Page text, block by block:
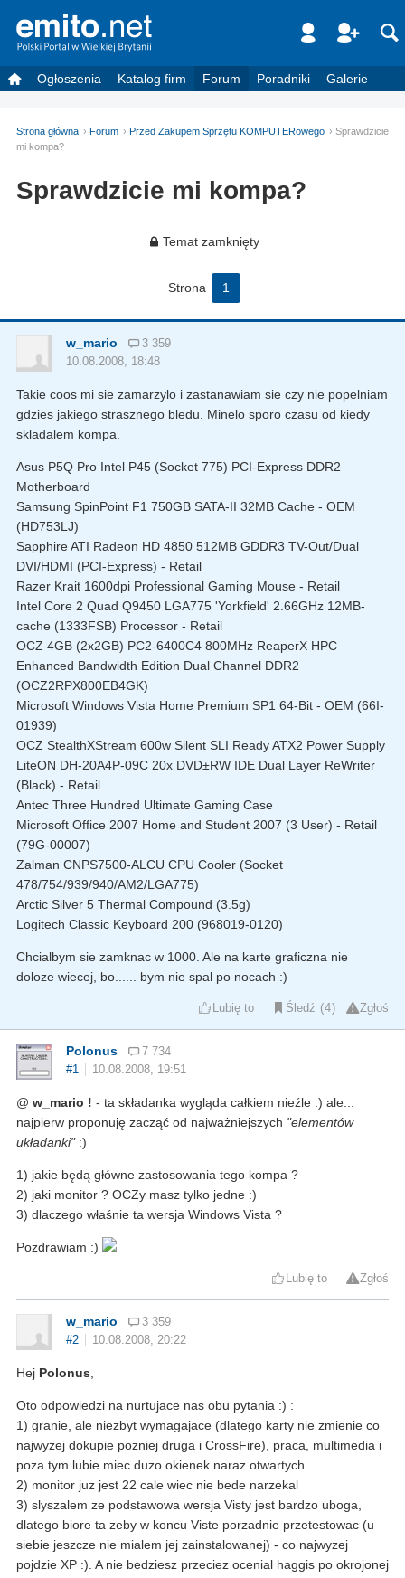
Ogłoszenia Katalog firm Forum Poradniki Galerie
Strona główna Forum Przed Zakupem Sprzętu KOMPUTERowego
Sprawdzicie
mi kompa?
Sprawdzicie mi kompa?
Temat zamknięty
Strona 1
w_mario
3 359
10.08.2008, 18:48
Takie coos mi sie zamarzylo i zastanawiam sie czy nie popelniam
gdzies jakiego strasznego bledu. Minelo sporo czasu od kiedy
skladalem kompa.
Asus P5Q Pro Intel P45 (Socket 775) PCI-Express DDR2
Motherboard
Samsung SpinPoint F1 750GB SATA-II 32MB Cache - OEM
(HD753LJ)
Sapphire ATI Radeon HD 4850 512MB GDDR3 TV-Out/Dual
DVI/HDMI (PCI-Express) - Retail
Razer Krait 1600dpi Professional Gaming Mouse - Retail
Intel Core 2 Quad Q9450 LGA775 'Yorkfield' 2.66GHz 12MB-
cache (1333FSB) Processor - Retail
OCZ 4GB (2x2GB) PC2-6400C4 800MHz ReaperX HPC
Enhanced Bandwidth Edition Dual Channel DDR2
(OCZ2RPX800EB4GK)
Microsoft Windows Vista Home Premium SP1 64-Bit - OEM (66I-
01939)
OCZ StealthXStream 600w Silent SLI Ready ATX2 Power Supply
LiteON DH-20A4P-09C 20x DVD±RW IDE Dual Layer ReWriter
(Black) - Retail
Antec Three Hundred Ultimate Gaming Case
Microsoft Office 2007 Home and Student 2007 (3 User) - Retail
(79G-00007)
Zalman CNPS7500-ALCU CPU Cooler (Socket
478/754/939/940/AM2/LGA775)
Arctic Silver 5 Thermal Compound (3.5g)
Logitech Classic Keyboard 200 (968019-0120)
Chcialbym sie zamknac w 1000. Ale na karte graficzna nie
doloze wiecej, bo...... bym nie spal po nocach :)
Lubię to Śledź 4 Zgłoś
Polonus
7 734
#1
10.08.2008, 19:51
@ w_mario ! - ta składanka wygląda całkiem nieźle :) ale...
najpierw proponuję zacząć od najważniejszych "elementów
układanki":)
1) jakie będą główne zastosowania tego kompa ?
2) jaki monitor ? OCZy masz tylko jedne :)
3) dlaczego właśnie ta wersja Windows Vista ?
Pozdrawiam :)
Lubię to Zgłoś
w_mario
3 359
#2
10.08.2008, 20:22
Hej Polonus
Oto odpowiedzi na nurtujace nas obu pytania :) :
1) granie, ale niezbyt wymagajace (dlatego karty nie zmienie co
najwyzej dokupie pozniej druga i CrossFire), praca, multimedia i
poza tym lubie miec duzo okienek naraz otwartych
2) monitor juz jest 22 cale wiec nie bede narzekal
3) slyszalem ze podstawowa wersja Visty jest bardzo uboga,
dlatego biore ta zeby w koncu Viste porzadnie przetestowac (u
siebie jeszcze nie mialem jej zainstalowanej) - co najwyzej
pojdzie XP :). A nie bedziesz przeciez ocenial haggis po okrojonej